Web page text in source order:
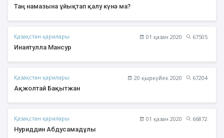
Таң намазына ұйықтап қалу күнә ма?
Қазақстан қарилары 01 қазан 2020
67505
Инаятулла Мансур
Қазақстан қарилары 20 қыркүйек 2020
67204
Ақжолтай Бақытжан
Қазақстан қарилары 01 қазан 2020
66872
Нуриддин Абдусамадұлы